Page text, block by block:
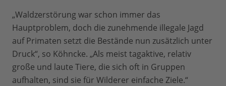
„Waldzerstörung war schon immer das
Hauptproblem, doch die zunehmende illegale Jagd
auf Primaten setzt die Bestände nun zusätzlich unter
Druck“, so Köhncke. „Als meist tagaktive, relativ
große und laute Tiere, die sich oft in Gruppen
aufhalten, sind sie für Wilderer einfache Ziele.“